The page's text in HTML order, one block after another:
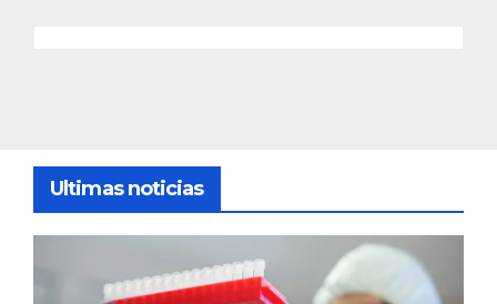
Ultimas noticias